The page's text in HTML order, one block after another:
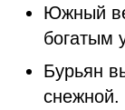
Южный
богатым
Бурьян
снежной.